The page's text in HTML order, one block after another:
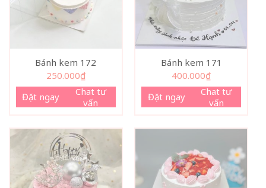
Bánh kem 172
250.000₫
Đặt ngay
Chat tư
vấn
Bánh kem 171
400.000₫
Đặt ngay
Chat tư
vấn